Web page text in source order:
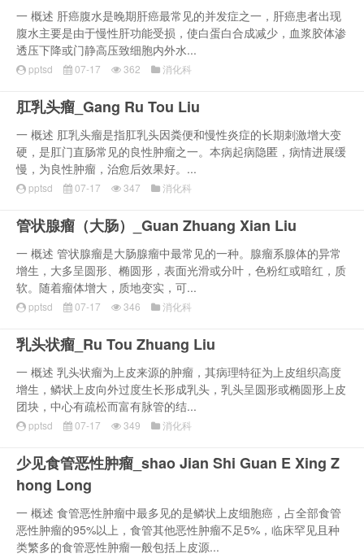
一 概述 肝癌腹水是晚期肝癌最常见的并发症之一，肝癌患者出现
腹水主要是由于慢性肝功能受损，使白蛋白合成减少，血浆胶体渗
透压下降或门静高压致细胞内外水...
pptsd 07-17 362 消化科
肛乳头瘤_Gang Ru Tou Liu
一 概述 肛乳头瘤是指肛乳头因粪便和慢性炎症的长期刺激增大变
硬，是肛门直肠常见的良性肿瘤之一。本病起病隐匿，病情进展缓
慢，为良性肿瘤，治愈后效果好。...
pptsd 07-17 347 消化科
管状腺瘤（大肠）_Guan Zhuang Xian Liu
一 概述 管状腺瘤是大肠腺瘤中最常见的一种。腺瘤系腺体的异常
增生，大多呈圆形、椭圆形，表面光滑或分叶，色粉红或暗红，质
软。随着瘤体增大，质地变实，可...
pptsd 07-17 346 消化科
乳头状瘤_Ru Tou Zhuang Liu
一 概述 乳头状瘤为上皮来源的肿瘤，其病理特征为上皮组织高度
增生，鳞状上皮向外过度生长形成乳头，乳头呈圆形或椭圆形上皮
团块，中心有疏松而富有脉管的结...
pptsd 07-17 349 消化科
少见食管恶性肿瘤_shao Jian Shi Guan E Xing Z
hong Long
一 概述 食管恶性肿瘤中最多见的是鳞状上皮细胞癌，占全部食管
恶性肿瘤的95%以上，食管其他恶性肿瘤不足5%，临床罕见且种
类繁多的食管恶性肿瘤一般包括上皮源...